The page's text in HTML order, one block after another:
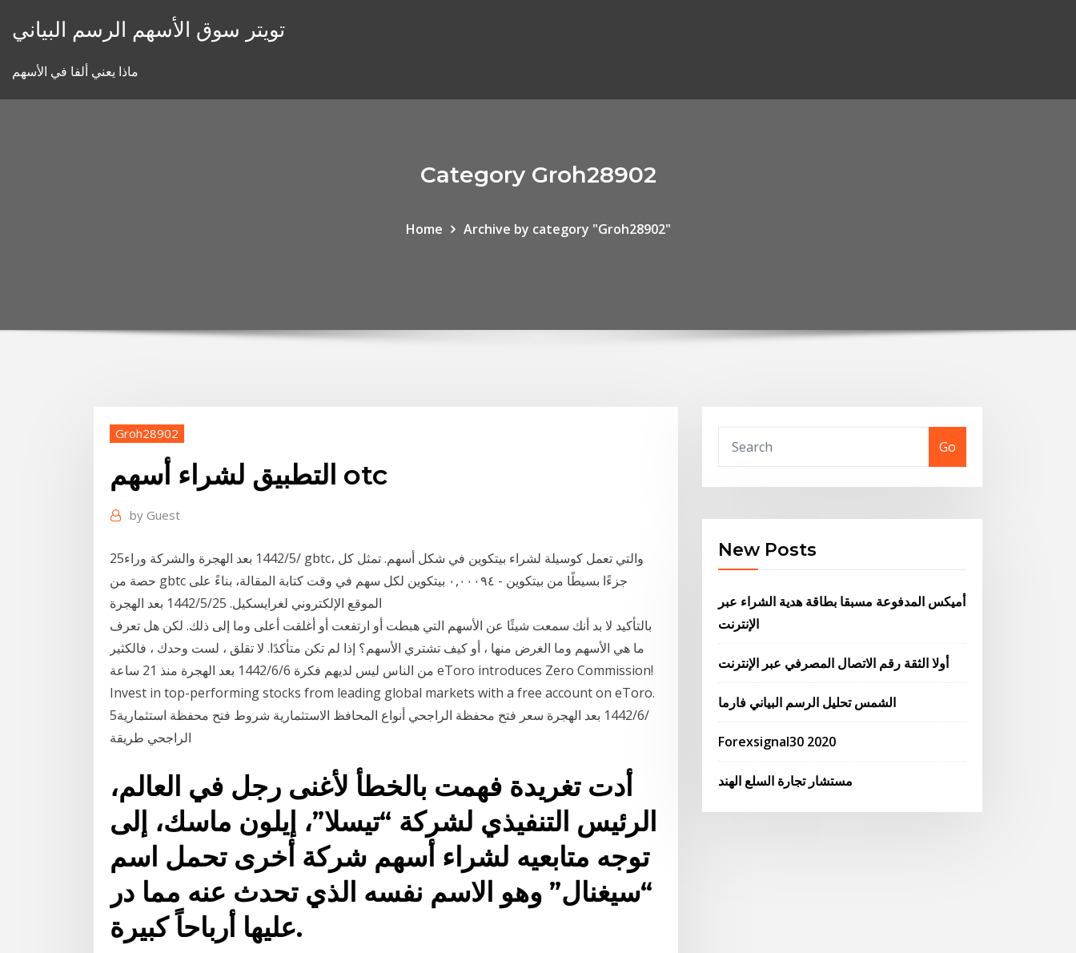
تويتر سوق الأسهم الرسم البياني
ماذا يعني ألفا في الأسهم
Category Groh28902
Home Archive by category "Groh28902"
Groh28902
التطبيق لشراء أسهم otc
by Guest
25‏‏/5‏‏/1442 بعد الهجرة والشركة وراء gbtc، والتي تعمل كوسيلة لشراء بيتكوين في شكل أسهم. تمثل كل
حصة من gbtc جزءًا بسيطًا من بيتكوين - ٠,٠٠٠٩٤ بيتكوين لكل سهم في وقت كتابة المقالة، بناءً على
الموقع الإلكتروني لغرايسكيل. 25‏‏/5‏‏/1442 بعد الهجرة
بالتأكيد لا بد أنك سمعت شيئًا عن الأسهم التي هبطت أو ارتفعت أو أغلقت أعلى وما إلى ذلك. لكن هل تعرف
ما هي الأسهم وما الغرض منها ، أو كيف تشتري الأسهم؟ إذا لم تكن متأكدًا. لا تقلق ، لست وحدك ، فالكثير
من الناس ليس لديهم فكرة 6‏‏/6‏‏/1442 بعد الهجرة منذ 21 ساعة eToro introduces Zero Commission!
Invest in top-performing stocks from leading global markets with a free account on eToro.
5‏‏/6‏‏/1442 بعد الهجرة سعر فتح محفظة الراجحي أنواع المحافظ الاستثمارية شروط فتح محفظة استثمارية
الراجحي طريقة
أدت تغريدة فهمت بالخطأ لأغنى رجل في العالم،
الرئيس التنفيذي لشركة “تيسلا”، إيلون ماسك، إلى
توجه متابعيه لشراء أسهم شركة أخرى تحمل اسم
“سيغنال” وهو الاسم نفسه الذي تحدث عنه مما در
عليها أرباحاً كبيرة.
Go
New Posts
أميكس المدفوعة مسبقا بطاقة هدية الشراء عبر
الإنترنت
أولا الثقة رقم الاتصال المصرفي عبر الإنترنت
الشمس تحليل الرسم البياني فارما
Forexsignal30 2020
مستشار تجارة السلع الهند